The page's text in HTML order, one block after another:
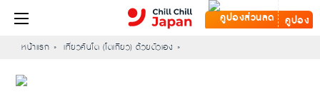
คูปอง
หน้าแรก เที่ยวคันโต (โตเกียว) ด้วยตัวเอง